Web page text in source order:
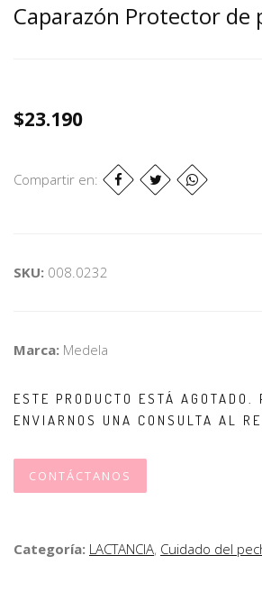
Caparazón Protector de
$23.190
Compartir en:
SKU: 008.0232
Marca: Medela
ESTE PRODUCTO ESTÁ AGOTADO.
ENVIARNOS UNA CONSULTA AL
CONTÁCTANOS
Categoría: LACTANCIA, Cuidado del